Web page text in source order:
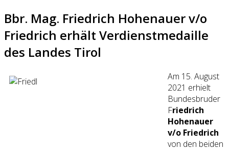
Bbr. Mag. Friedrich Hohenauer v/o
Friedrich erhält Verdienstmedaille
des Landes Tirol
Am 15. August
2021 erhielt
Bundesbruder
Friedrich
Hohenauer
v/o Friedrich
von den beiden